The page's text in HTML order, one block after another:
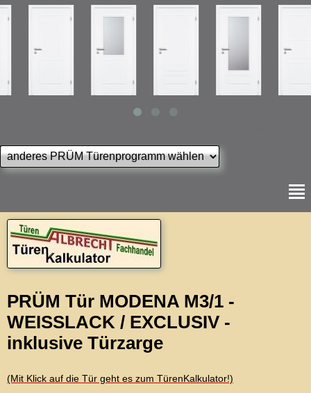
PRÜM Tür MODENA M3/1 -
WEISSLACK / EXCLUSIV -
inklusive Türzarge
(Mit Klick auf die Tür geht es zum TürenKalkulator!)